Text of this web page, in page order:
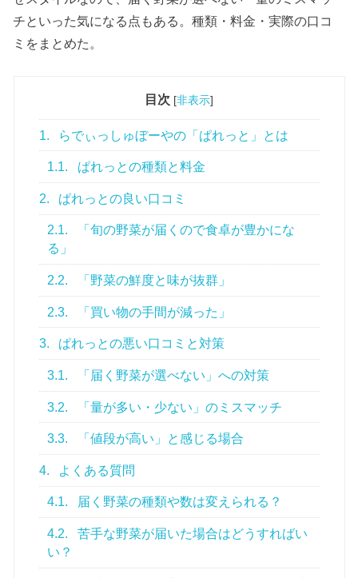
チといった気になる点もある。種類・料金・実際の口コ
ミをまとめた。
目次 [非表示]
1. らでぃっしゅぼーやの「ぱれっと」とは
1.1. ぱれっとの種類と料金
2. ぱれっとの良い口コミ
2.1.
「旬の野菜が届くので食卓が豊かにな
る」
2.2. 「野菜の鮮度と味が抜群」
2.3. 「買い物の手間が減った」
3. ぱれっとの悪い口コミと対策
3.1. 「届く野菜が選べない」への対策
3.2. 「量が多い・少ない」のミスマッチ
3.3. 「値段が高い」と感じる場合
4. よくある質問
4.1. 届く野菜の種類や数は変えられる？
4.2.
苦手な野菜が届いた場合はどうすればい
い？